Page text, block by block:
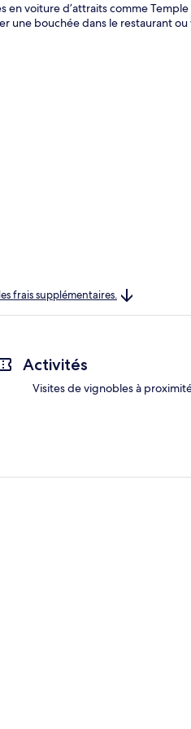
en voiture d’attraits comme
une bouchée dans le restaurant
frais supplémentaires.
Activités
Visites de vignobles à